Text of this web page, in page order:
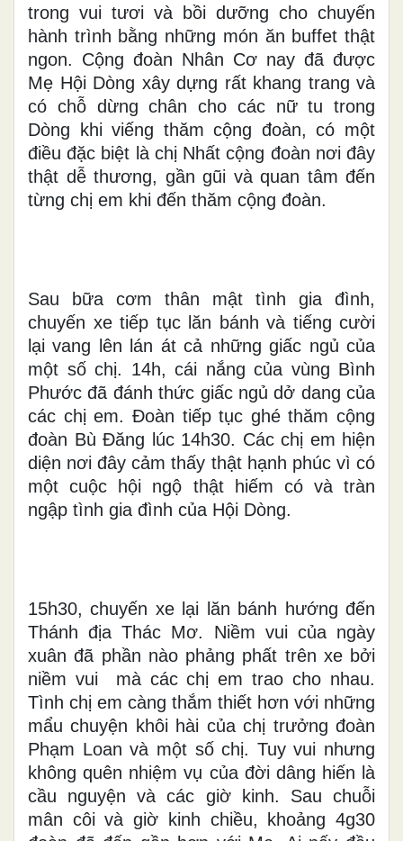
trong vui tươi và bồi dưỡng cho chuyến
hành trình bằng những món ăn buffet thật
ngon. Cộng đoàn Nhân Cơ nay đã được
Mẹ Hội Dòng xây dựng rất khang trang và
có chỗ dừng chân cho các nữ tu trong
Dòng khi viếng thăm cộng đoàn, có một
điều đặc biệt là chị Nhất cộng đoàn nơi đây
thật dễ thương, gần gũi và quan tâm đến
từng chị em khi đến thăm cộng đoàn.
Sau bữa cơm thân mật tình gia đình,
chuyến xe tiếp tục lăn bánh và tiếng cười
lại vang lên lán át cả những giấc ngủ của
một số chị. 14h, cái nắng của vùng Bình
Phước đã đánh thức giấc ngủ dở dang của
các chị em. Đoàn tiếp tục ghé thăm cộng
đoàn Bù Đăng lúc 14h30. Các chị em hiện
diện nơi đây cảm thấy thật hạnh phúc vì có
một cuộc hội ngộ thật hiếm có và tràn
ngập tình gia đình của Hội Dòng.
15h30, chuyến xe lại lăn bánh hướng đến
Thánh địa Thác Mơ. Niềm vui của ngày
xuân đã phần nào phảng phất trên xe bởi
niềm vui mà các chị em trao cho nhau.
Tình chị em càng thắm thiết hơn với những
mẩu chuyện khôi hài của chị trưởng đoàn
Phạm Loan và một số chị. Tuy vui nhưng
không quên nhiệm vụ của đời dâng hiến là
cầu nguyện và các giờ kinh. Sau chuỗi
mân côi và giờ kinh chiều, khoảng 4g30